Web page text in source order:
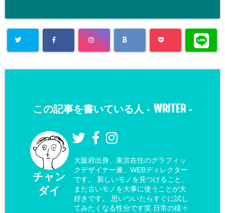
この記事を書いている人 - WRITER-
チャン
ダイ
大阪府出身、東京在住のグラフィッ
クデザイナー兼、WEBディレクター
です。 新しいモノを見つけること、
また古いモノを大事に使うことが大
好きです。 思いついたらすぐに試し
てみたくなる性分です笑 日常の様々